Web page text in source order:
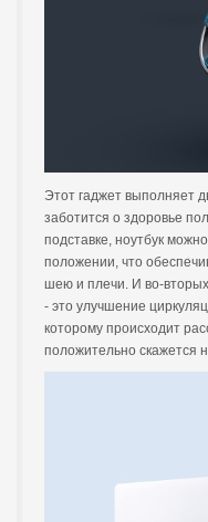
Этот гаджет выполняет
заботится о здоровье
подставке, ноутбук
положении, что
шею и плечи. И во-
- это улучшение
которому происходит
положительно скажется